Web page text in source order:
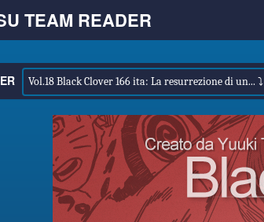
TEAM READER
Vol.18 Black Clover 166 ita: La resurrezione di un... ⤵